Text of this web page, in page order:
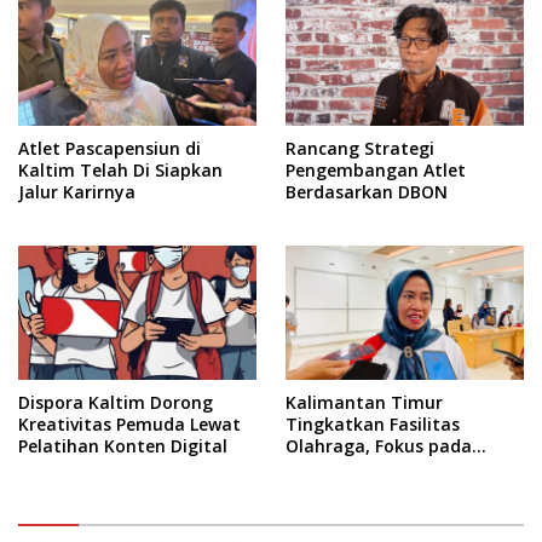
Atlet Pascapensiun di
Kaltim Telah Di Siapkan
Jalur Karirnya
Rancang Strategi
Pengembangan Atlet
Berdasarkan DBON
Dispora Kaltim Dorong
Kreativitas Pemuda Lewat
Pelatihan Konten Digital
Kalimantan Timur
Tingkatkan Fasilitas
Olahraga, Fokus pada